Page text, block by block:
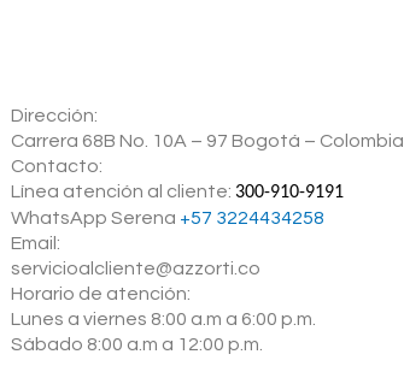
Dirección:
Carrera 68B No. 10A – 97 Bogotá – Colombia
Contacto:
Línea atención al cliente: 300-910-9191
WhatsApp Serena ‪ +57 3224434258
Email:
servicioalcliente@azzorti.co
Horario de atención:
Lunes a viernes 8:00 a.m a 6:00 p.m.
Sábado 8:00 a.m a 12:00 p.m.